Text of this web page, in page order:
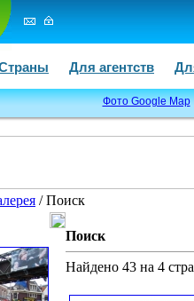
Для агентств
Фото Google Map
/ Поиск
Поиск
Найдено 43 на 4